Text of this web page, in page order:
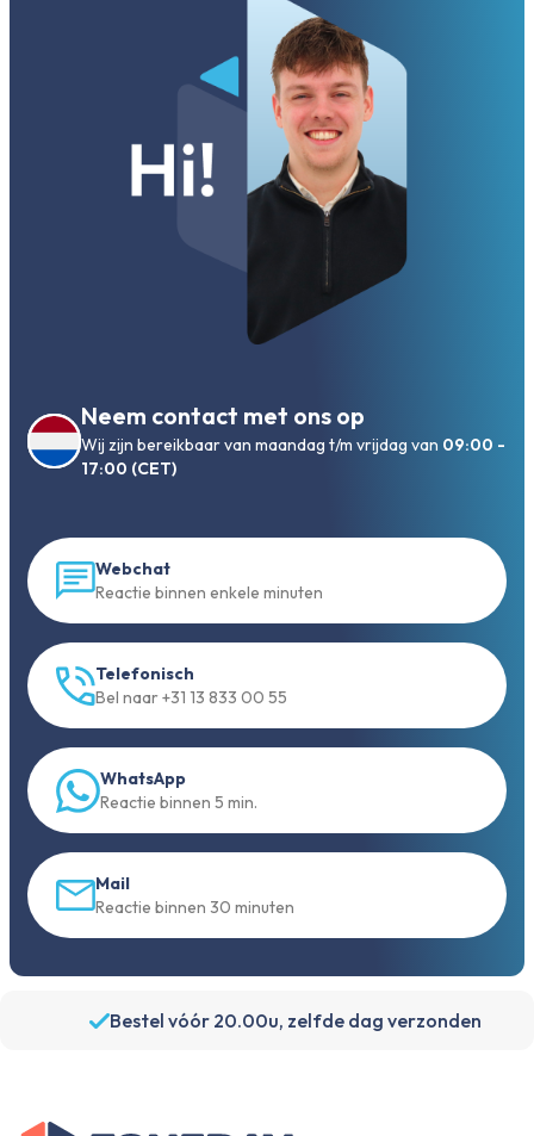
Neem contact met ons op
Wij zijn bereikbaar van maandag t/m vrijdag van 09:00 -
17:00 (CET)
Webchat
Reactie binnen enkele minuten
Telefonisch
Bel naar +31 13 833 00 55
WhatsApp
Reactie binnen 5 min.
Mail
Reactie binnen 30 minuten
Bestel vóór 20.00u, zelfde dag verzonden